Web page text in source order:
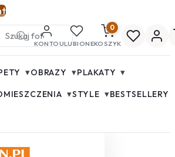
KONTOULUBIONE
0
KOSZYK
▾OBRAZY ▾PLAKATY ▾
▾STYLE ▾BESTSELLERY